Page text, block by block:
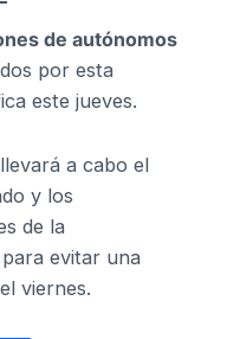
de autónomos
por esta
este jueves.
a cabo el
y los
de la
evitar una
viernes.